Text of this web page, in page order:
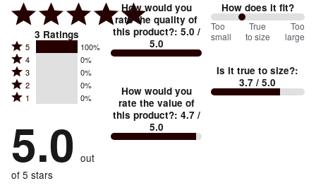
3 Ratings
Rated
5
stars
by
of
reviewers
5 100%
Rated
4
stars
by
of
reviewers
4 0%
Rated
3
stars
0%
of
reviewers
3 0%
Rated
2
by
0%
of
reviewers
2 0%
Rated
stars
by
0%
of
1 0%
5.0 out
of 5 stars
How would you
rate the quality of
this product?: 5.0 /
5.0
How would you
rate the value of
this product?: 4.7/
5.0
How does it fit?
67%
between
small
and
Too
small
True
to size
Too
large
Is it true to size?:
3.7 / 5.0